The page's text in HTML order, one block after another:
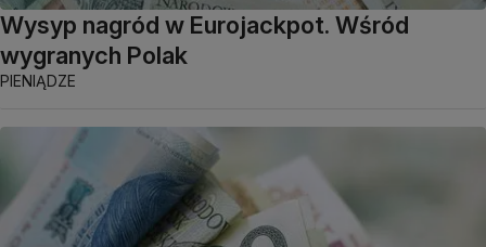
Wysyp nagród w Eurojackpot. Wśród
wygranych Polak
PIENIĄDZE